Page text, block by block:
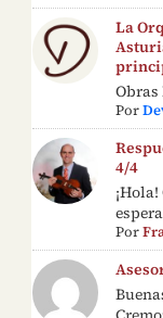
La
Por
4/4
Por